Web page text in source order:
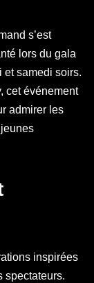
s’est
lors du gala
et samedi soirs.
cet événement
admirer les
inspirées
spectateurs.